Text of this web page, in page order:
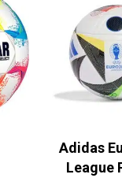
Adidas
League